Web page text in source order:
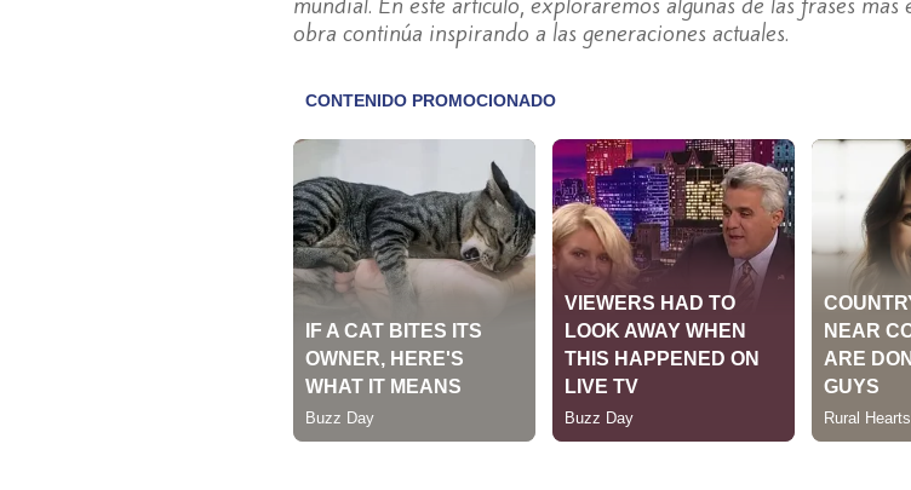
obra continúa inspirando a las generaciones actuales.